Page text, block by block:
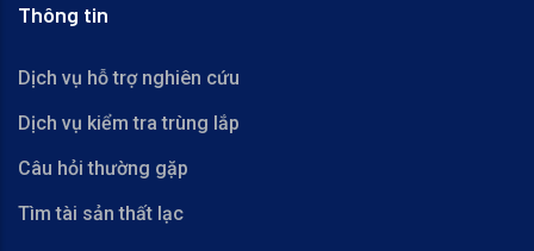
Thông tin
Dịch vụ hỗ trợ nghiên cứu
Dịch vụ kiểm tra trùng lắp
Câu hỏi thường gặp
Tìm tài sản thất lạc